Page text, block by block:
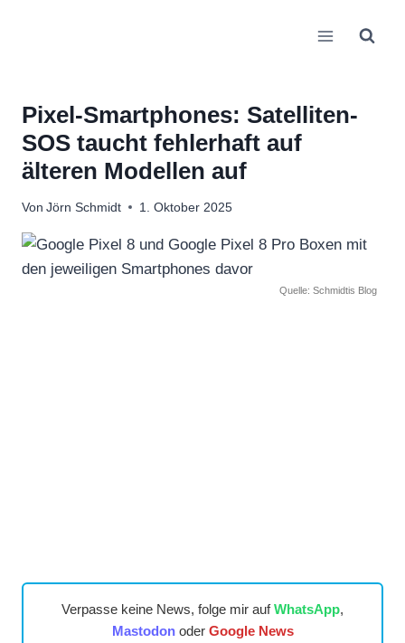
Pixel-Smartphones: Satelliten-
SOS taucht fehlerhaft auf
älteren Modellen auf
Von Jörn Schmidt 1. Oktober 2025
Quelle: Schmidtis Blog
Verpasse keine News, folge mir aufWhatsApp,
Mastodonoder Google News